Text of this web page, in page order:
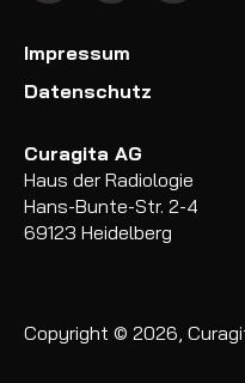
Impressum
Datenschutz
Curagita AG
Haus der Radiologie
Hans-Bunte-Str. 2-4
69123 Heidelberg
Copyright © 2026,